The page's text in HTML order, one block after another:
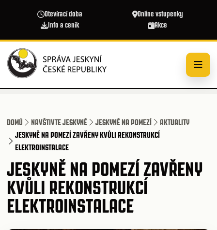
Otevírací doba
Online vstupenky
Info a ceník
Akce
DOMŮ NAVŠTIVTE JESKYNĚ JESKYNĚ NA POMEZÍ
AKTUALITY
JESKYNĚ NA POMEZÍ ZAVŘENY KVŮLI REKONSTRUKCÍ
ELEKTROINSTALACE
JESKYNĚ NA POMEZÍ ZAVŘENY
KVŮLI REKONSTRUKCÍ
ELEKTROINSTALACE